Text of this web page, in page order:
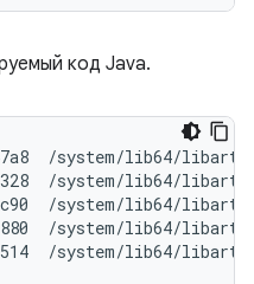
код Java.
/system/lib64/
/system/lib64/
/system/lib64/
/system/lib64/